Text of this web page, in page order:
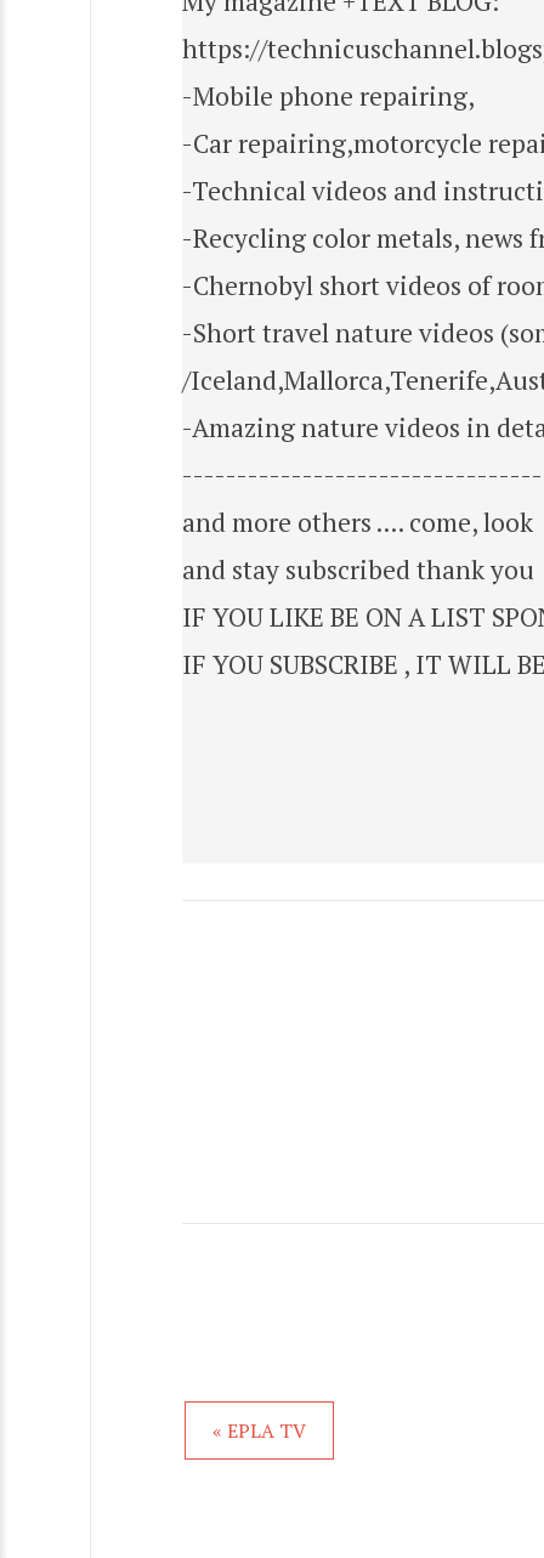
https://
-Mobile phone repairing,
-Car repairing,motorcycle
-Technical videos and
-Recycling color metals, news
-Chernobyl short videos of
-Short travel nature videos
/
-Amazing nature videos in
and more others .... come, look
and stay subscribed thank you
IF YOU LIKE BE ON A LIST
IF YOU SUBSCRIBE , IT WILL
« EPLA TV